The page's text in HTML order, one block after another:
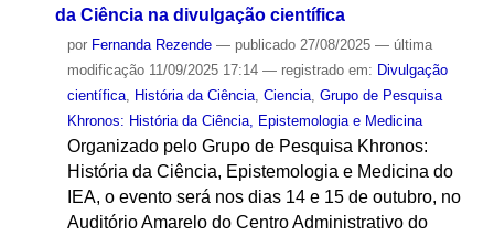
da Ciência na divulgação científica
por Fernanda Rezende — publicado27/08/2025 — última
modificação11/09/2025 17:14 — registrado em: Divulgação
científica, História da Ciência, Ciencia, Grupo de Pesquisa
Khronos: História da Ciência, Epistemologia e Medicina
Organizado pelo Grupo de Pesquisa Khronos:
História da Ciência, Epistemologia e Medicina do
IEA, o evento será nos dias 14 e 15 de outubro, no
Auditório Amarelo do Centro Administrativo do